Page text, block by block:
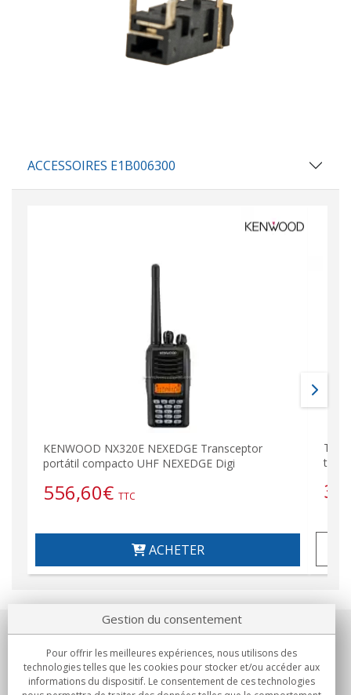
ACCESSOIRES E1B006300
KENWOOD NX320E NEXEDGE Transceptor
portátil compacto UHF NEXEDGE Digi
556,60€ TTC
ACHETER
to
Notre société
Engagements
Gestion du consentement
Pour offrir les meilleures expériences, nous utilisons des
technologies telles que les cookies pour stocker et/ou accéder aux
informations du dispositif. Le consentement de ces technologies